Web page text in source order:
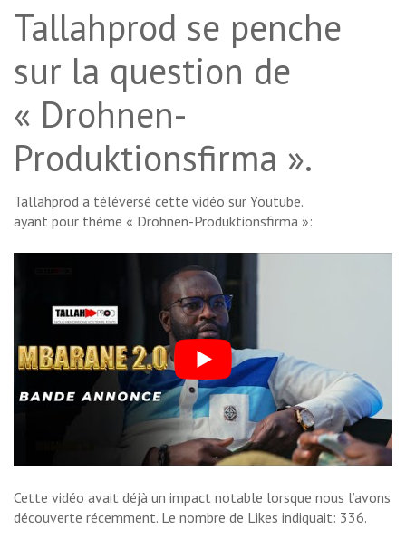
Tallahprod se penche
sur la question de
« Drohnen-
Produktionsfirma ».
Tallahprod a téléversé cette vidéo sur Youtube.
ayant pour thème « Drohnen-Produktionsfirma »:
Cette vidéo avait déjà un impact notable lorsque nous l’avons
découverte récemment. Le nombre de Likes indiquait: 336.